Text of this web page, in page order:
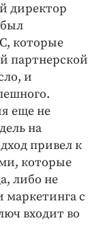
директор
которые
партнерской
и
еще не
на
привел к
которые
либо не
с
входит во